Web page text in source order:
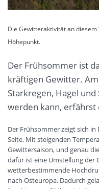
Die Gewitteraktivität an
Höhepunkt.
Der Frühsommer ist
kräftigen Gewitter.
Starkregen, Hagel
werden kann, erfährst
Der Frühsommer zeigt sich
Seite. Mit steigenden
Gewittersaison, und genau
dafür ist eine Umstellung der
wetterbestimmende
nach Osteuropa. Dadurch